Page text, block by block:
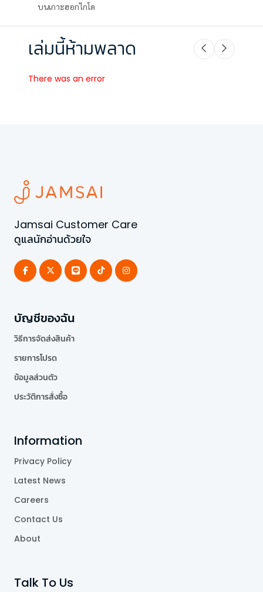
บนเกาะฮอกไกโด
เล่มนี้ห้ามพลาด
There was an error
Jamsai Customer Care
ดูแลนักอ่านด้วยใจ
บัญชีของฉัน
วิธีการจัดส่งสินค้า
รายการโปรด
ข้อมูลส่วนตัว
ประวัติการสั่งซื้อ
Information
Privacy Policy
Latest News
Careers
Contact Us
About
Talk To Us